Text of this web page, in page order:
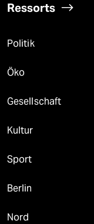
Ressorts
Politik
Öko
Gesellschaft
Kultur
Sport
Berlin
Nord